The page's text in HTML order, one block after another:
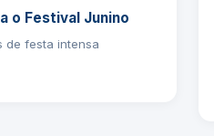
o Festival Junino
de festa intensa